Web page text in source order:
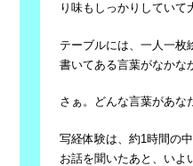
り味もしっかりしていて
テーブルには、一人一枚
書いてある言葉がなかな
さぁ。どんな言葉があな
写経体験は、約1時間の
お話を聞いたあと、いよ